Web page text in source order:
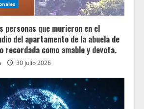
personas que murieron en el
del apartamento de la abuela de
recordada como amable y devota.
30 julio 2026